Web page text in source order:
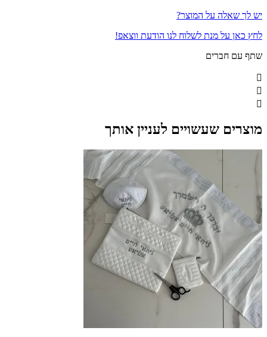
יש לך שאלה על המוצר?
לחץ כאן על מנת לשלוח לנו הודעת ווצאפ!
שתף עם חברים
מוצרים שעשויים לעניין אותך